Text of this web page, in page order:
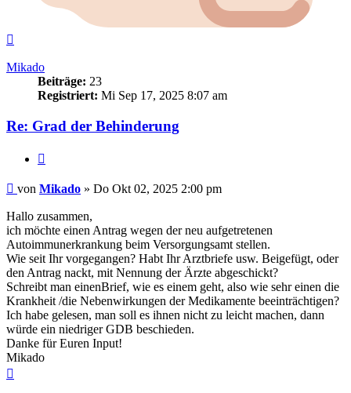
Mikado
Beiträge: 23
Registriert: Mi Sep 17, 2025 8:07 am
Re: Grad der Behinderung
Beitrag
von Mikado » Do Okt 02, 2025 2:00 pm
Hallo zusammen,
ich möchte einen Antrag wegen der neu aufgetretenen
Autoimmunerkrankung beim Versorgungsamt stellen.
Wie seit Ihr vorgegangen? Habt Ihr Arztbriefe usw. Beigefügt, oder
den Antrag nackt, mit Nennung der Ärzte abgeschickt?
Schreibt man einenBrief, wie es einem geht, also wie sehr einen die
Krankheit /die Nebenwirkungen der Medikamente beeinträchtigen?
Ich habe gelesen, man soll es ihnen nicht zu leicht machen, dann
würde ein niedriger GDB beschieden.
Danke für Euren Input!
Mikado